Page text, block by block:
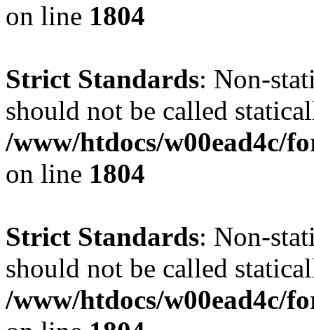
on line 1804
Strict Standards: Non-
should not be called
/www/htdocs/w00ead4c/
on line 1804
Strict Standards: Non-
should not be called
/www/htdocs/w00ead4c/